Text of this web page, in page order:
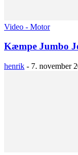
Video - Motor
Kæmpe Jumbo
henrik - 7. november